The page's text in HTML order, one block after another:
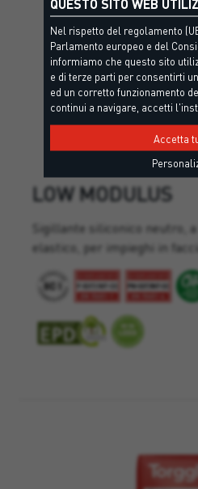
LOW MODULUS
Sigillante siliconico neutro,
elastico, per impieghi in
Nel rispetto del regolamento
Parlamento europeo e del
informiamo che questo sito
e di terze parti per consentirti
ed un corretto funzionamento
continui a navigare, accetti
Accetta